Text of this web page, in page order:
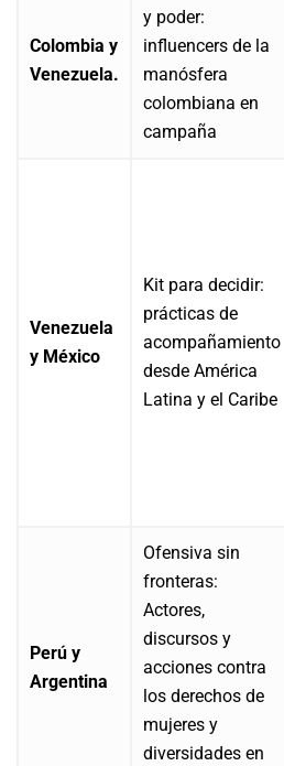
Colombia y
Venezuela.
y poder:
influencers de la
manósfera
colombiana en
campaña
Venezuela
y México
Kit para decidir:
prácticas de
acompañamiento
desde América
Latina y el Caribe
Perú y
Argentina
Ofensiva sin
fronteras:
Actores,
discursos y
acciones contra
los derechos de
mujeres y
diversidades en